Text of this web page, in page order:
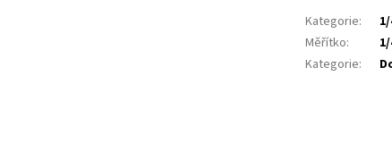
Kategorie:
Měřítko:
Kategorie: